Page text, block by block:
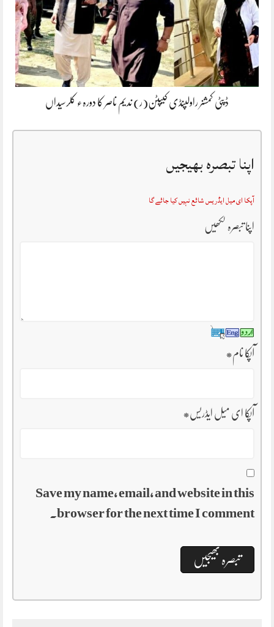
ڈپٹی کمشنر راولپنڈی کیپٹن(ر) ندیم ناصر کا دورہء کلرسیداں
اپنا تبصرہ بھیجیں
آپکا ای میل ایڈریس شائع نہیں کیا جائے گا
اپنا تبصرہ لکھیں
آپکا نام*
آپکا ای میل ایڈریس*
Save my name, email, and website in this
browser for the next time I comment.